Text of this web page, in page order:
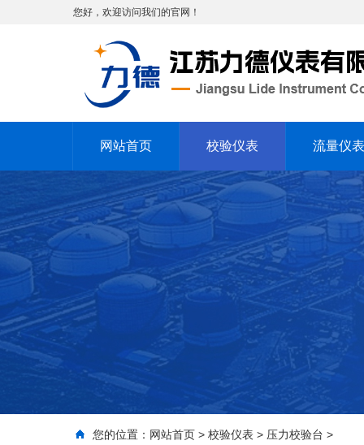
您好，欢迎访问我们的官网！
网站首页 校验仪表 流量仪表
您的位置： 网站首页 > 校验仪表 > 压力校验台 >